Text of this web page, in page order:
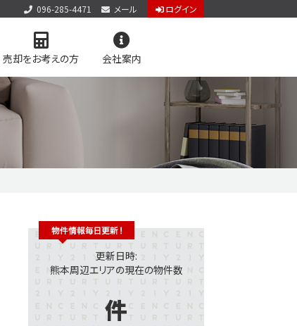
096-285-4471 メール ログイン
売却をお考えの方 会社案内
アクセス
個人情報保護方針
サイトマップ
更新日時:
熊本周辺エリアの現在の物件数
件